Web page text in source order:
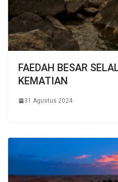
FAEDAH BESAR
KEMATIAN
31 Agustus 2024